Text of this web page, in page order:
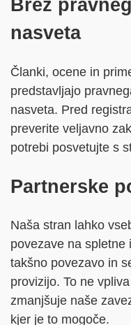
Brez
nasveta
Članki, ocene in
predstavljajo
nasveta. Pred
preverite veljavno
potrebi posvetujte s
Partnerske
Naša stran lahko
povezave na spletne
takšno povezavo in
provizijo. To ne
zmanjšuje naše
kjer je to mogoče.